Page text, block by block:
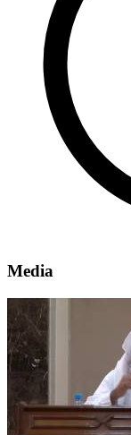
Media